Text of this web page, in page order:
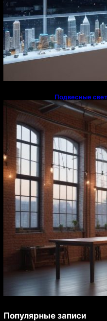
Подвесные
Популярные записи